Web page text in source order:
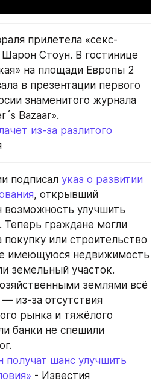
прилетела «секс-
Стоун. В гостинице
на площади Европы 2
в презентации первого
знаменитого журнала
Bazaar».
из-за разлитого
подписал указ о развитии
, открывший
возможность улучшить
граждане могли
покупку или строительство
имеющуюся недвижимость
земельный участок.
землями всё
из-за отсутствия
рынка и тяжёлого
банки не спешили
получат шанс улучшить
- Известия